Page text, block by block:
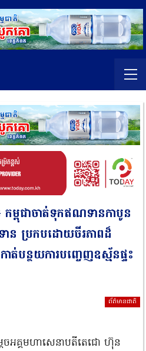
ម្ពុជាចាត់ទុកឥណទានកាបូន
ាន ប្រកបដោយចីរភាពដ៏
ត់បន្ថយការបញ្ចេញឧស្ម័នផ្ទះ
ព័ត៌មានជាតិ
ដេចអគ្គមហាសេនាបតីតេជោ ហ៊ុន